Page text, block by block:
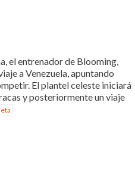
el entrenador de Blooming,
a Venezuela, apuntando
El plantel celeste iniciará
y posteriormente un viaje